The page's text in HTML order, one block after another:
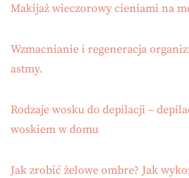
Makijaż wieczorowy cieniami na
Wzmacnianie i regeneracja
astmy.
Rodzaje wosku do depilacji –
woskiem w domu
Jak zrobić żelowe ombre? Jak